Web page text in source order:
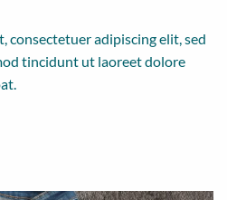
consectetuer adipiscing elit, sed
tincidunt ut laoreet dolore